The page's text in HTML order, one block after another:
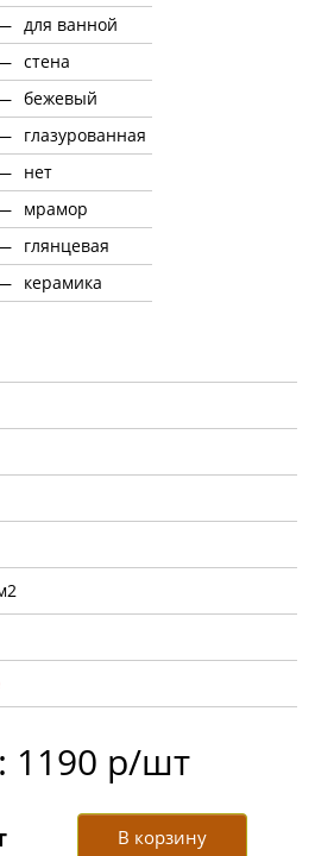
для ванной
стена
бежевый
глазурованная
нет
мрамор
глянцевая
керамика
1190 р/шт
В корзину